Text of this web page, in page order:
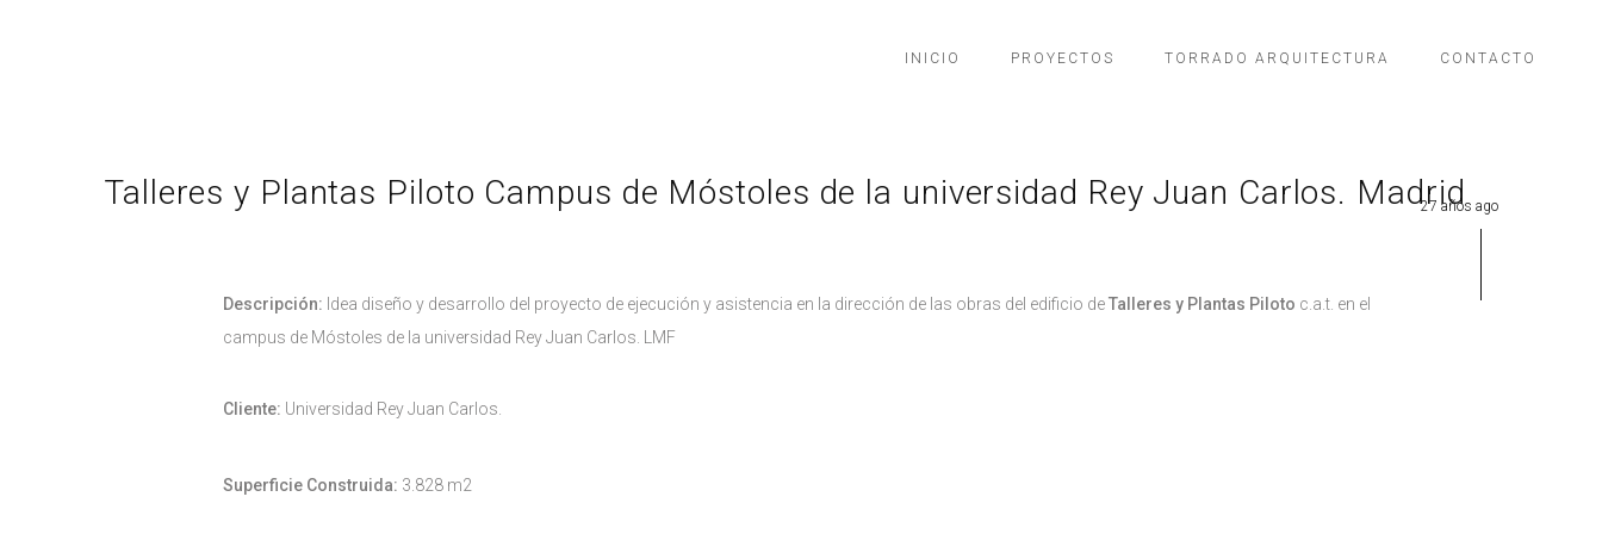
INICIO PROYECTOS TORRADO ARQUITECTURA CONTACTO
Talleres y Plantas Piloto Campus de Móstoles de la universidad Rey Juan Carlos. Madrid
27 años ago
Descripción: Idea diseño y desarrollo del proyecto de ejecución y asistencia en la dirección de las obras del edificio deTalleres y Plantas Piloto c.a.t. en el
campus de Móstoles de la universidad Rey Juan Carlos. LMF
Cliente: Universidad Rey Juan Carlos.
Superficie Construida: 3.828 m2